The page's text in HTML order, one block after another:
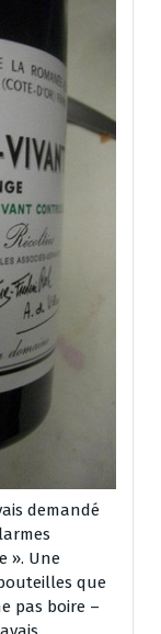
demandé
». Une
que
pas boire –